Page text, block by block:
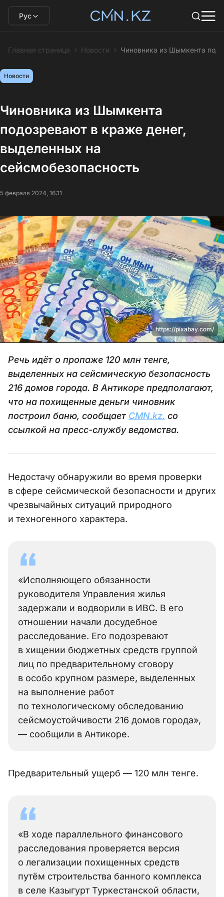
Рус
Главная страница Новости Чиновника из Шымкента
Новости
Чиновника из Шымкента
подозревают в краже денег,
выделенных на
сейсмобезопасность
5 февраля 2024, 16:11
https://pixabay.com/
Речь идёт о пропаже 120 млн тенге,
выделенных на сейсмическую безопасность
216 домов города. В Антикоре предполагают,
что на похищенные деньги чиновник
построил баню, сообщает CMN.kz. со
ссылкой на пресс-службу ведомства.
Недостачу обнаружили во время проверки
в сфере сейсмической безопасности и других
чрезвычайных ситуаций природного
и техногенного характера.
«Исполняющего обязанности
руководителя Управления жилья
задержали и водворили в ИВС. В его
отношении начали досудебное
расследование. Его подозревают
в хищении бюджетных средств группой
лиц по предварительному сговору
в особо крупном размере, выделенных
на выполнение работ
по технологическому обследованию
сейсмоустойчивости 216 домов города»,
— сообщили в Антикоре.
Предварительный ущерб — 120 млн тенге.
«В ходе параллельного финансового
расследования проверяется версия
о легализации похищенных средств
путём строительства банного комплекса
в селе Казыгурт Туркестанской области,